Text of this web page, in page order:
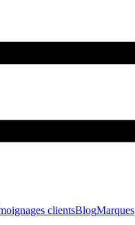
clientsBlogMarques